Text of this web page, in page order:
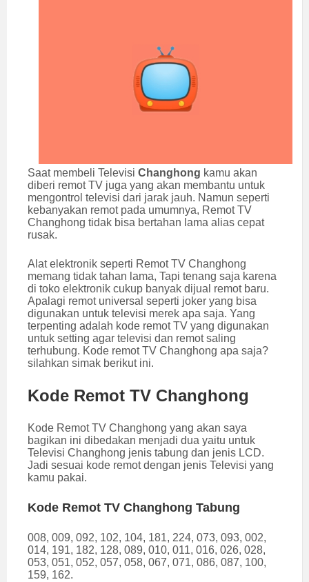
Saat membeli Televisi Changhong kamu akan
diberi remot TV juga yang akan membantu untuk
mengontrol televisi dari jarak jauh. Namun seperti
kebanyakan remot pada umumnya, Remot TV
Changhong tidak bisa bertahan lama alias cepat
rusak.
Alat elektronik seperti Remot TV Changhong
memang tidak tahan lama, Tapi tenang saja karena
di toko elektronik cukup banyak dijual remot baru.
Apalagi remot universal seperti joker yang bisa
digunakan untuk televisi merek apa saja. Yang
terpenting adalah kode remot TV yang digunakan
untuk setting agar televisi dan remot saling
terhubung. Kode remot TV Changhong apa saja?
silahkan simak berikut ini.
Kode Remot TV Changhong
Kode Remot TV Changhong yang akan saya
bagikan ini dibedakan menjadi dua yaitu untuk
Televisi Changhong jenis tabung dan jenis LCD.
Jadi sesuai kode remot dengan jenis Televisi yang
kamu pakai.
Kode Remot TV Changhong Tabung
008, 009, 092, 102, 104, 181, 224, 073, 093, 002,
014, 191, 182, 128, 089, 010, 011, 016, 026, 028,
053, 051, 052, 057, 058, 067, 071, 086, 087, 100,
159, 162.